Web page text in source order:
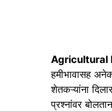
Agricultural
हमीभावासह
शेतकऱ्यांना
प्रश्नांवर